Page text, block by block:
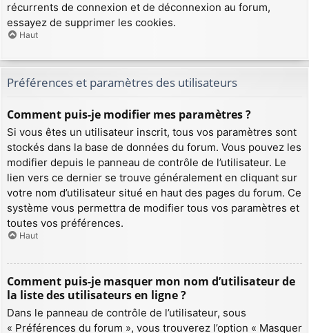
récurrents de connexion et de déconnexion au forum,
essayez de supprimer les cookies.
Haut
Préférences et paramètres des utilisateurs
Comment puis-je modifier mes paramètres ?
Si vous êtes un utilisateur inscrit, tous vos paramètres sont
stockés dans la base de données du forum. Vous pouvez les
modifier depuis le panneau de contrôle de l’utilisateur. Le
lien vers ce dernier se trouve généralement en cliquant sur
votre nom d’utilisateur situé en haut des pages du forum. Ce
système vous permettra de modifier tous vos paramètres et
toutes vos préférences.
Haut
Comment puis-je masquer mon nom d’utilisateur de
la liste des utilisateurs en ligne ?
Dans le panneau de contrôle de l’utilisateur, sous
« Préférences du forum », vous trouverez l’option « Masquer